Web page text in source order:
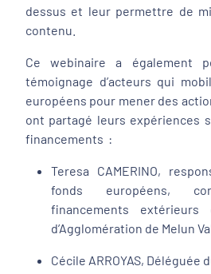
dessus et leur permettre de
contenu.
Ce webinaire a également
témoignage d’acteurs qui
européens pour mener des
ont partagé leurs expériences
financements :
Teresa CAMERINO,
fonds européens,
financements extérieurs
d’Agglomération de Melun
Cécile ARROYAS, Déléguée